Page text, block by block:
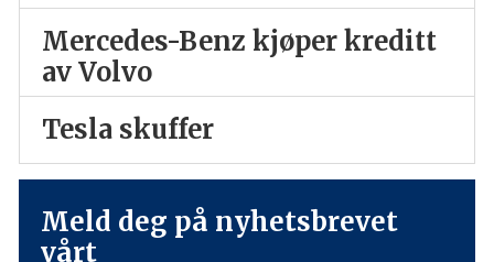
Mercedes-Benz kjøper kreditt
av Volvo
Tesla skuffer
Meld deg på nyhetsbrevet
vårt